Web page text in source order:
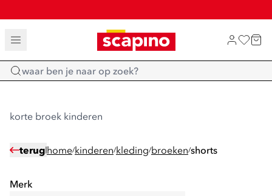
TOT 70% KORTING OP SALE
SHOP NIEUW
Home
korte broek kinderen
terug home/kinderen/kleding/broeken/shorts
Merk